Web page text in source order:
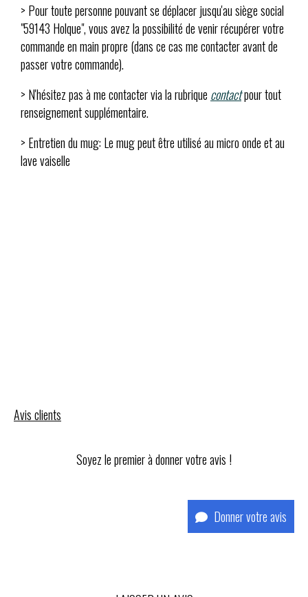
> Pour toute personne pouvant se déplacer jusqu'au siège social
"59143 Holque", vous avez la possibilité de venir récupérer votre
commande en main propre (dans ce cas me contacter avant de
passer votre commande).
> N'hésitez pas à me contacter via la rubrique contactpour tout
renseignement supplémentaire.
> Entretien du mug: Le mug peut être utilisé au micro onde et au
lave vaiselle
Avis clients
Soyez le premier à donner votre avis !
Donner votre avis